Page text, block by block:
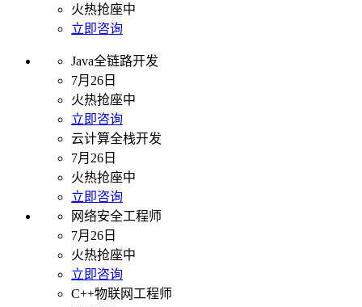
火热抢座中
立即咨询
Java全链路开发
7月26日
火热抢座中
立即咨询
云计算全栈开发
7月26日
火热抢座中
立即咨询
网络安全工程师
7月26日
火热抢座中
立即咨询
C++物联网工程师